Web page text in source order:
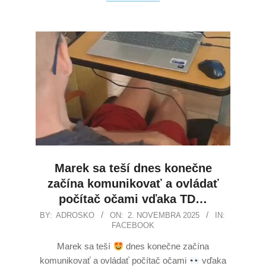
Marek sa teší dnes konečne
začína komunikovať a ovládať
počítač očami vďaka TD…
BY: ADROSKO ON: 2. NOVEMBRA 2025
IN:
FACEBOOK
Marek sa teší
dnes konečne začína
komunikovať a ovládať počítač očami
vďaka